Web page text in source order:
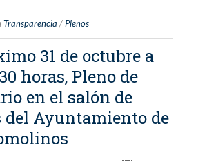
Transparencia /Plenos
31 de octubre a
horas, Pleno de
en el salón de
del Ayuntamiento de